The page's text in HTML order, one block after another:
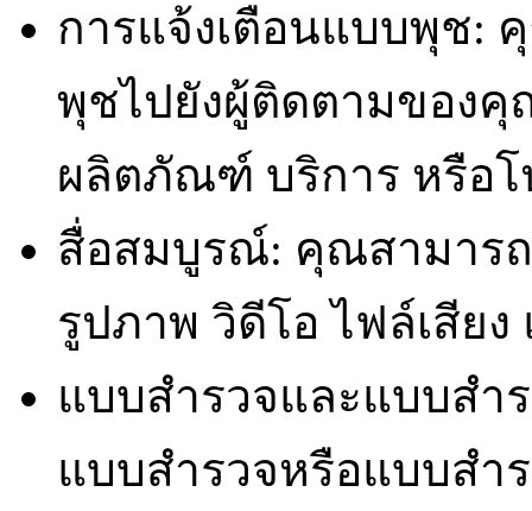
การแจ้งเตือนแบบพุช:
พุชไปยังผู้ติดตามของคุ
ผลิตภัณฑ์ บริการ หรือ
สื่อสมบูรณ์: คุณสามาร
รูปภาพ วิดีโอ ไฟล์เสียง
แบบสำรวจและแบบสำ
แบบสำรวจหรือแบบสำ